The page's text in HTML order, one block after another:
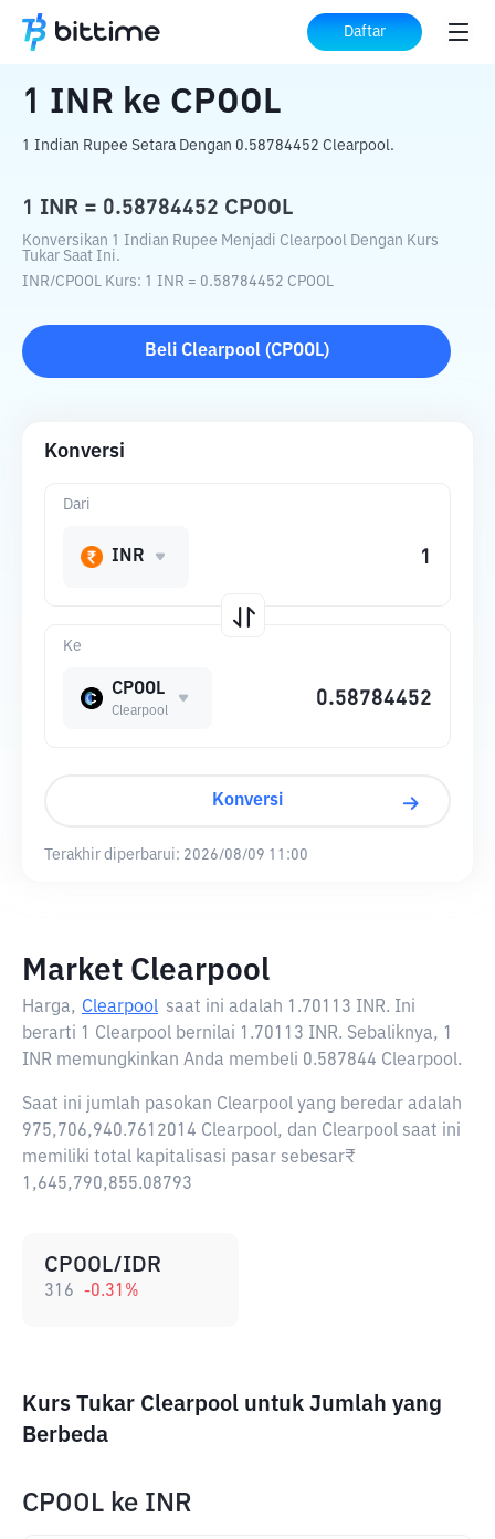
Daftar
Beranda Konverter Kripto ke CPOOL
1 INR ke CPOOL
1 Indian Rupee Setara Dengan 0.58784452 Clearpool.
1 INR = 0.58784452 CPOOL
Konversikan 1 Indian Rupee Menjadi Clearpool Dengan Kurs
Tukar Saat Ini.
INR/CPOOL Kurs: 1 INR = 0.58784452 CPOOL
Beli Clearpool(CPOOL)
Konversi
Ke
CPOOL
Clearpool
Dari
INR
Konversi
Terakhir diperbarui: 2026/08/09 11:00
Market Clearpool
Harga, Clearpool saat ini adalah 1.70113 INR. Ini
berarti 1 Clearpool bernilai 1.70113 INR. Sebaliknya, 1
INR memungkinkan Anda membeli 0.587844 Clearpool.
Saat ini jumlah pasokan Clearpool yang beredar adalah
975,706,940.7612014 Clearpool, dan Clearpool saat ini
memiliki total kapitalisasi pasar sebesar₹
1,645,790,855.08793
CPOOL/IDR
316 -0.31 %
Kurs Tukar Clearpool untuk Jumlah yang
Berbeda
CPOOL ke INR